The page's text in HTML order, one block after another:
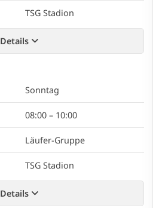
TSG Stadion
Details
Sonntag
08:00 – 10:00
Läufer-Gruppe
TSG Stadion
Details